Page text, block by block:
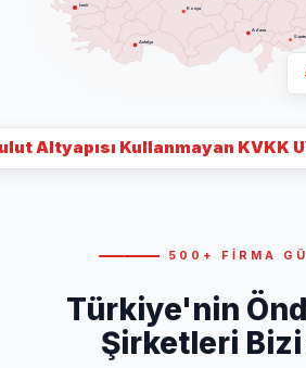
İzmir
Antalya
Konya
Adana
Altyapısı Kullanmayan KVKK
500+ FİRMA
Türkiye'nin
Şirketleri